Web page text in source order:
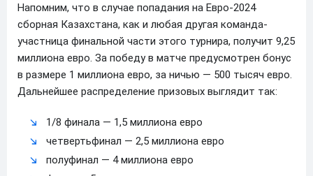
Напомним, что в случае попадания на Евро-2024
сборная Казахстана, как и любая другая команда-
участница финальной части этого турнира, получит 9,25
миллиона евро. За победу в матче предусмотрен бонус
в размере 1 миллиона евро, за ничью — 500 тысяч евро.
Дальнейшее распределение призовых выглядит так:
1/8 финала — 1,5 миллиона евро
четвертьфинал — 2,5 миллиона евро
полуфинал — 4 миллиона евро